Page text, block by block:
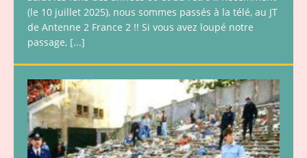
(le 10 juillet 2025), nous sommes passés à la télé, au JT
de Antenne 2 France 2 !! Si vous avez loupé notre
passage, [...]